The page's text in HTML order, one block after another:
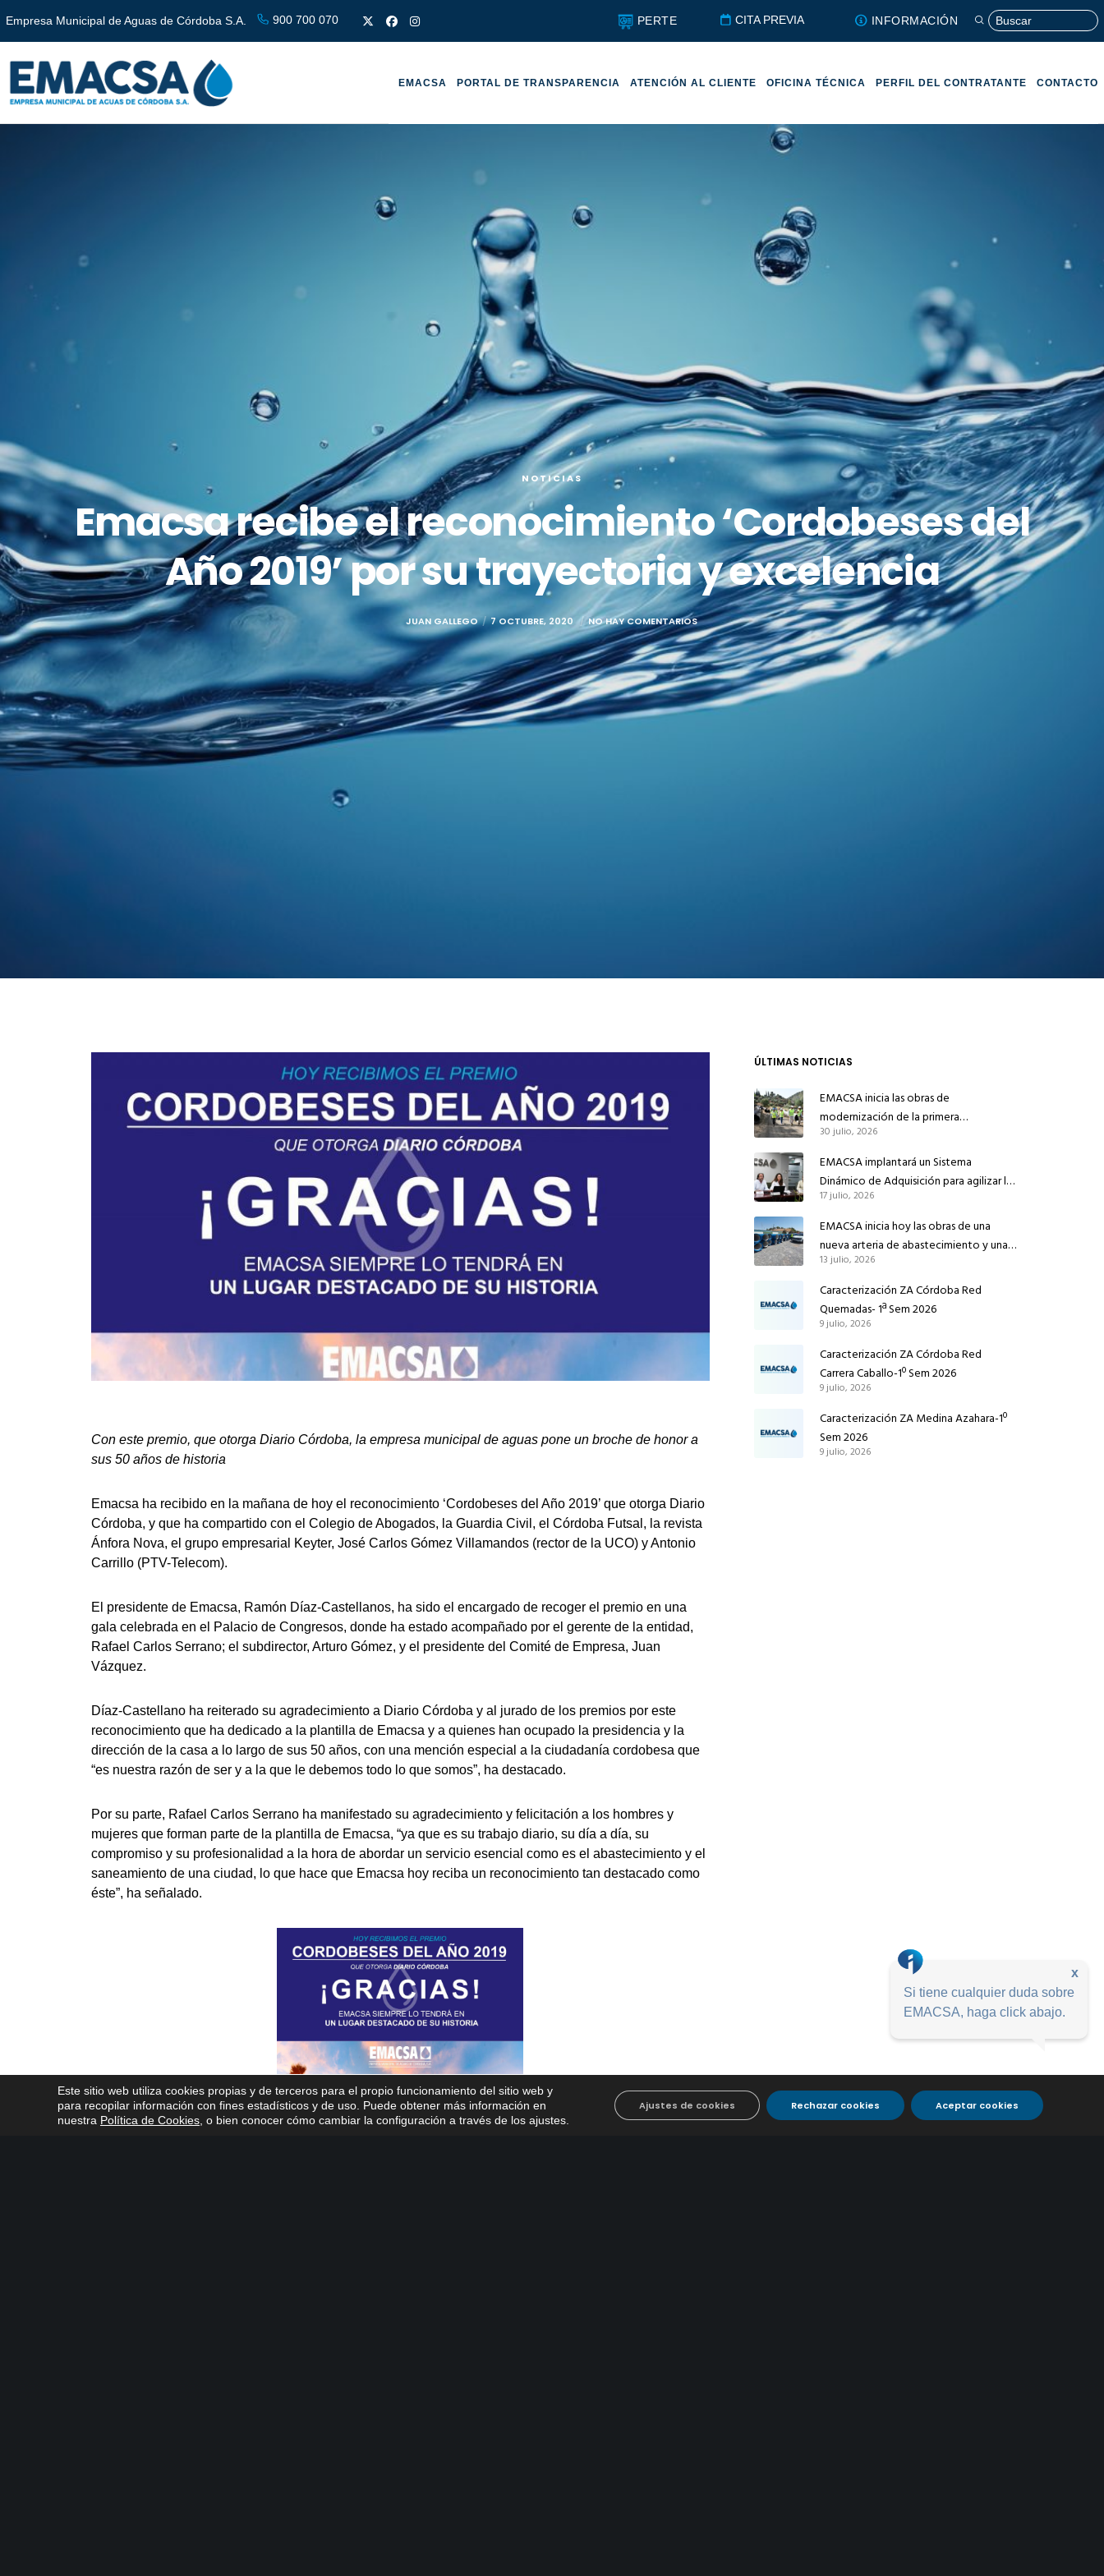
Empresa Municipal de Aguas de Córdoba S.A. 900 700 070 PERTE CITA PREVIA INFORMACIÓN
EMACSA PORTAL DE TRANSPARENCIA ATENCIÓN AL CLIENTE OFICINA TÉCNICA PERFIL DEL CONTRATANTE CONTACTO
NOTICIAS
Emacsa recibe el reconocimiento ‘Cordobeses del
Año 2019’ por su trayectoria y excelencia
JUAN GALLEGO 7 OCTUBRE, 2020 NO HAY COMENTARIOS
Con este premio, que otorga Diario Córdoba, la empresa municipal de aguas pone un broche de honor a
sus 50 años de historia
Emacsa ha recibido en la mañana de hoy el reconocimiento ‘Cordobeses del Año 2019’ que otorga Diario
Córdoba, y que ha compartido con el Colegio de Abogados, la Guardia Civil, el Córdoba Futsal, la revista
Ánfora Nova, el grupo empresarial Keyter, José Carlos Gómez Villamandos (rector de la UCO) y Antonio
Carrillo (PTV-Telecom).
El presidente de Emacsa, Ramón Díaz-Castellanos, ha sido el encargado de recoger el premio en una
gala celebrada en el Palacio de Congresos, donde ha estado acompañado por el gerente de la entidad,
Rafael Carlos Serrano; el subdirector, Arturo Gómez, y el presidente del Comité de Empresa, Juan
Vázquez.
Díaz-Castellano ha reiterado su agradecimiento a Diario Córdoba y al jurado de los premios por este
reconocimiento que ha dedicado a la plantilla de Emacsa y a quienes han ocupado la presidencia y la
dirección de la casa a lo largo de sus 50 años, con una mención especial a la ciudadanía cordobesa que
“es nuestra razón de ser y a la que le debemos todo lo que somos”, ha destacado.
Por su parte, Rafael Carlos Serrano ha manifestado su agradecimiento y felicitación a los hombres y
mujeres que forman parte de la plantilla de Emacsa, “ya que es su trabajo diario, su día a día, su
compromiso y su profesionalidad a la hora de abordar un servicio esencial como es el abastecimiento y el
saneamiento de una ciudad, lo que hace que Emacsa hoy reciba un reconocimiento tan destacado como
éste”, ha señalado.
ÚLTIMAS NOTICIAS
EMACSA inicia las obras de
modernización de la primera
conducción de abastecimiento para
reforzar el suministro de agua de
Córdoba
30 julio, 2026
EMACSA implantará un Sistema
Dinámico de Adquisición para agilizar la
contratación de obras en sus redes e
instalaciones
17 julio, 2026
EMACSA inicia hoy las obras de una
nueva arteria de abastecimiento y una
red de agua no potable en Ingeniero
Ruiz de Azúa
13 julio, 2026
Caracterización ZA Córdoba Red
Quemadas- 1ª Sem 2026
9 julio, 2026
Caracterización ZA Córdoba Red
Carrera Caballo-1º Sem 2026
9 julio, 2026
Caracterización ZA Medina Azahara-1º
Sem 2026
9 julio, 2026
Este sitio web utiliza cookies propias y de terceros para el propio funcionamiento del sitio web y
para recopilar información con fines estadísticos y de uso. Puede obtener más información en
nuestra Política de Cookies , o bien conocer cómo cambiar la configuración a través de los ajustes
Aceptar cookies
Rechazar cookies
Ajustes de cookies
x
Si tiene cualquier duda sobre
EMACSA, haga click abajo.